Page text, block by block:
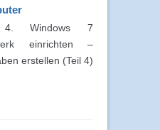
Windows 7
einrichten –
erstellen (Teil 4)